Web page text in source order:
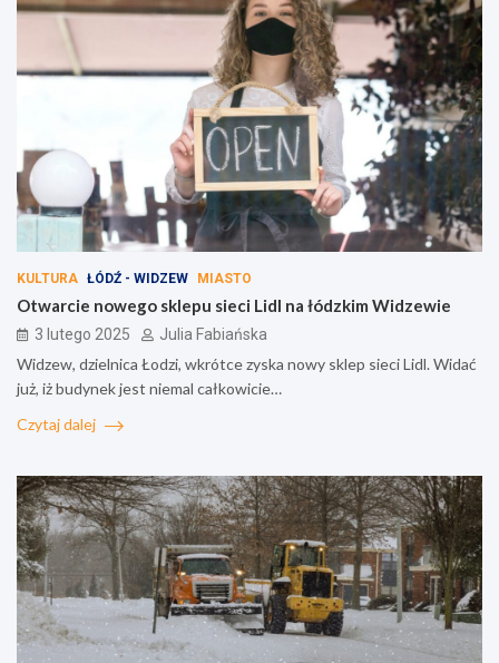
KULTURA ŁÓDŹ - WIDZEW MIASTO
Otwarcie nowego sklepu sieci Lidl na łódzkim Widzewie
3 lutego 2025 Julia Fabiańska
Widzew, dzielnica Łodzi, wkrótce zyska nowy sklep sieci Lidl. Widać
już, iż budynek jest niemal całkowicie…
Czytaj dalej